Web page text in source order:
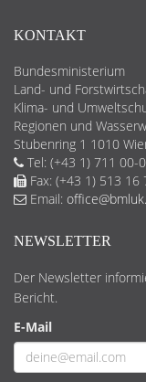
KONTAKT
Bundesministerium
Land- und
Klima- und
Regionen und
Stubenring 1 1010
Tel: (+43 1) 711 00-0
Fax: (+43 1) 513 16
Email:
NEWSLETTER
Der Newsletter
Bericht.
E-Mail